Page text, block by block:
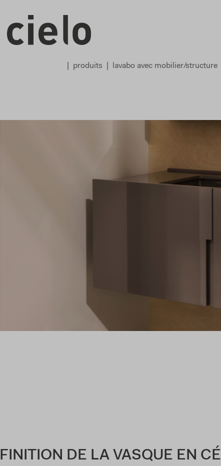
produits lavabo avec mobilier/structure
FINITION DE LA VASQUE EN